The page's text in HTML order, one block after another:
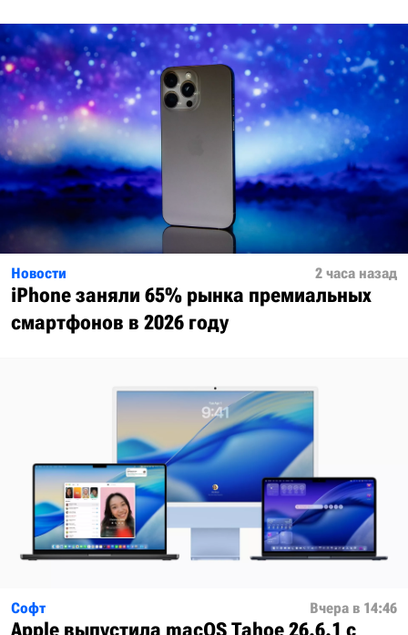
Новости 2 часа назад
iPhone заняли 65% рынка премиальных
смартфонов в 2026 году
Софт Вчера в 14:46
Apple выпустила macOS Tahoe 26.6.1 с